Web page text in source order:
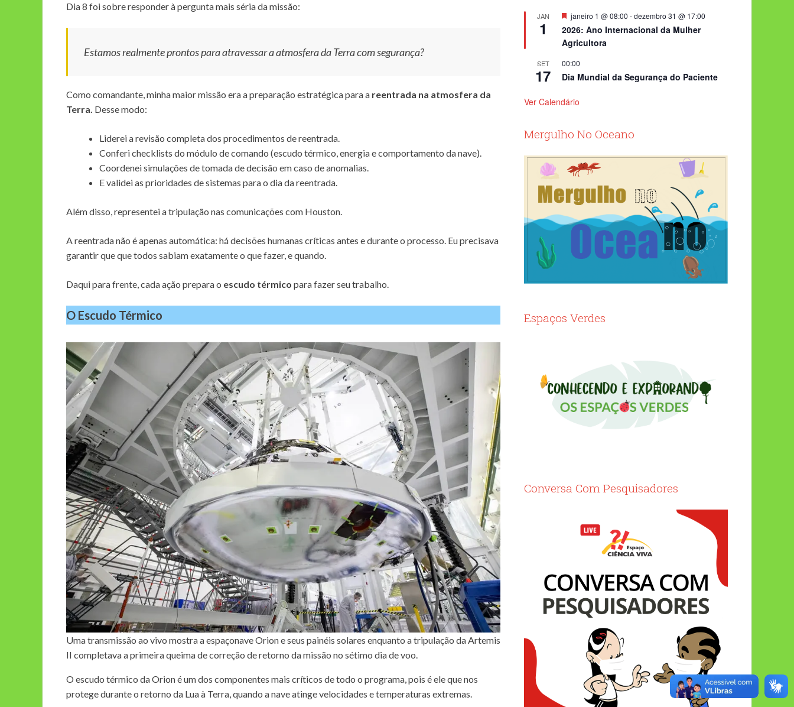
Dia 8 foi sobre responder à pergunta mais séria da missão:
Estamos realmente prontos para atravessar a atmosfera da Terra com segurança?
Como comandante, minha maior missão era a preparação estratégica para a reentrada na atmosfera da
Terra. Desse modo:
Liderei a revisão completa dos procedimentos de reentrada.
Conferi checklists do módulo de comando (escudo térmico, energia e comportamento da nave).
Coordenei simulações de tomada de decisão em caso de anomalias.
E validei as prioridades de sistemas para o dia da reentrada.
Além disso, representei a tripulação nas comunicações com Houston.
A reentrada não é apenas automática: há decisões humanas críticas antes e durante o processo. Eu precisava
garantir que que todos sabiam exatamente o que fazer, e quando.
Daqui para frente, cada ação prepara o escudo térmico para fazer seu trabalho.
O Escudo Térmico
Uma transmissão ao vivo mostra a espaçonave Orion e seus painéis solares enquanto a tripulação da Artemis
II completava a primeira queima de correção de retorno da missão no sétimo dia de voo.
O escudo térmico da Orion é um dos componentes mais críticos de todo o programa, pois é ele que nos
protege durante o retorno da Lua à Terra, quando a nave atinge velocidades e temperaturas extremas.
JAN
1
Destacado
janeiro 1 @ 08:00 -dezembro 31 @ 17:00
2026: Ano Internacional da Mulher
Agricultora
SET
17
00:00
Dia Mundial da Segurança do Paciente
Ver Calendário
Mergulho No Oceano
Espaços Verdes
Conversa Com Pesquisadores